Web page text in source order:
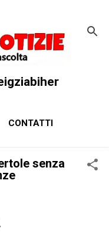
CONTATTI
senza